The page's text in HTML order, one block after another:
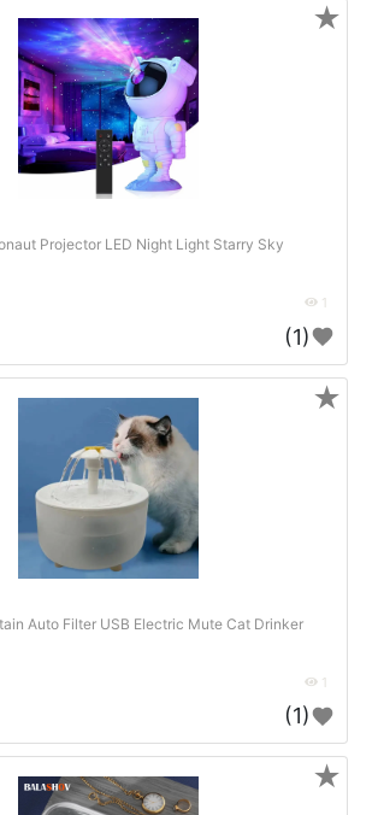
Projector LED Night Light Starry Sky
1
(1)
★
Auto Filter USB Electric Mute Cat Drinker
1
(1)
★
★